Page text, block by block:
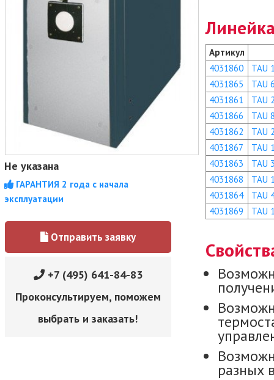
Не указана
ГАРАНТИЯ 2 года с начала
эксплуатации
Отправить заявку
+7 (495) 641-84-83
Проконсультируем, поможем
выбрать и заказать!
Артикул
4031860
TAU
4031865
TAU
4031861
TAU
4031866
TAU
4031862
TAU
4031867
TAU
4031863
TAU
4031868
TAU
4031864
TAU
4031869
TAU
разных